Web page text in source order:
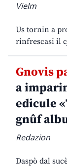
Vielm
Us tornin a
rinfrescasi il
Gnovis
a
edicule
gnûf
Redazion
Daspò dal